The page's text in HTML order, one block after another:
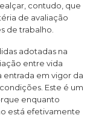
contudo, que
de avaliação
de trabalho.
adotadas na
entre vida
entrada em vigor da
Este é um
enquanto
está efetivamente